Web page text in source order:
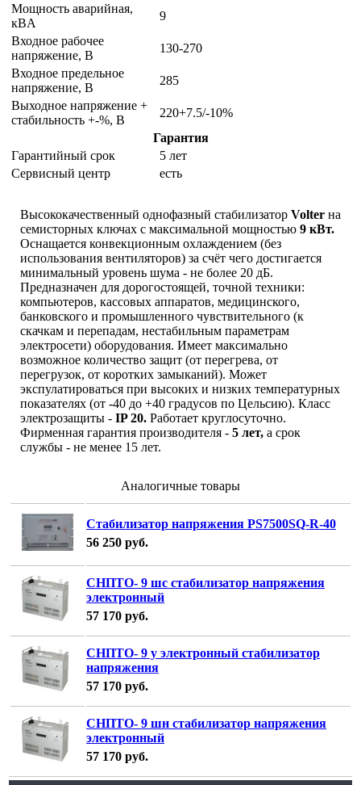
Мощность аварийная,
кВA
9
Входное рабочее
напряжение, В
130-270
Входное предельное
напряжение, В
285
Выходное напряжение +
стабильность +-%, В
220+7.5/-10%
Гарантия
Гарантийный срок
5 лет
Сервисный центр
есть
Высококачественный однофазный стабилизатор Volter на
семисторных ключах с максимальной мощностью 9 кВт.
Оснащается конвекционным охлаждением (без
использования вентиляторов) за счёт чего достигается
минимальный уровень шума - не более 20 дБ.
Предназначен для дорогостоящей, точной техники:
компьютеров, кассовых аппаратов, медицинского,
банковского и промышленного чувствительного (к
скачкам и перепадам, нестабильным параметрам
электросети) оборудования. Имеет максимально
возможное количество защит (от перегрева, от
перегрузок, от коротких замыканий). Может
экспулатироваться при высоких и низких температурных
показателях (от -40 до +40 градусов по Цельсию). Класс
электрозащиты - IP 20. Работает круглосуточно.
Фирменная гарантия производителя - 5 лет, а срок
службы - не менее 15 лет.
Аналогичные товары
Стабилизатор напряжения PS7500SQ-R-40
56 250 руб.
СНПТО- 9 шс стабилизатор напряжения
электронный
57 170 руб.
СНПТО- 9 у электронный стабилизатор
напряжения
57 170 руб.
СНПТО- 9 шн стабилизатор напряжения
электронный
57 170 руб.